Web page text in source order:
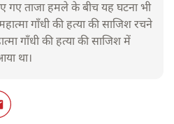
गए ताजा हमले के बीच यह घटना भी
गाँधी की हत्या की साजिश रचने
गाँधी की हत्या की साजिश में
था।